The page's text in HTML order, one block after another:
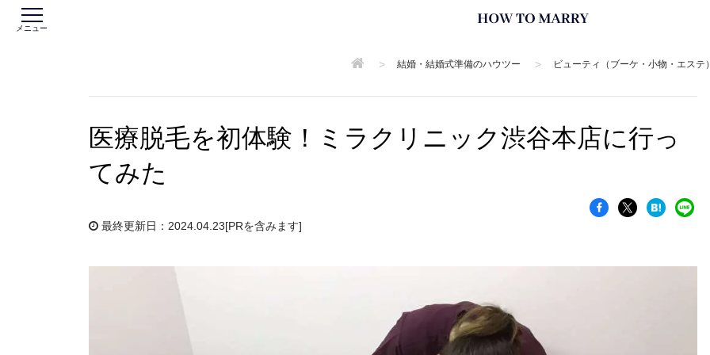
メニュー
> 結婚・結婚式準備のハウツー > ビューティ（ブーケ・小物・エステ
医療脱毛を初体験！ミラクリニック渋谷本店に行っ
てみた
最終更新日：2024.04.23[PRを含みます]